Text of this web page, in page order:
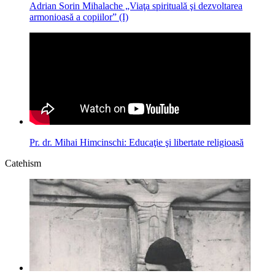
Adrian Sorin Mihalache „Viaţa spirituală şi dezvoltarea
armonioasă a copiilor” (I)
Pr. dr. Mihai Himcinschi: Educaţie şi libertate religioasă
Catehism